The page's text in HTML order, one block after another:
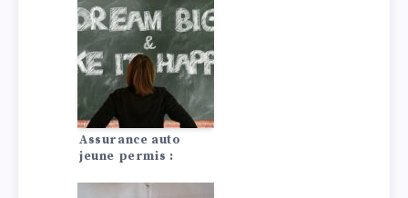
Assurance auto
jeune permis :
moins cher